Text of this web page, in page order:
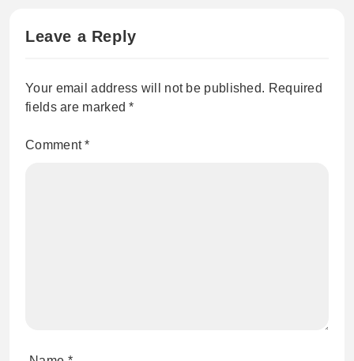
Leave a Reply
Your email address will not be published. Required
fields are marked*
Comment*